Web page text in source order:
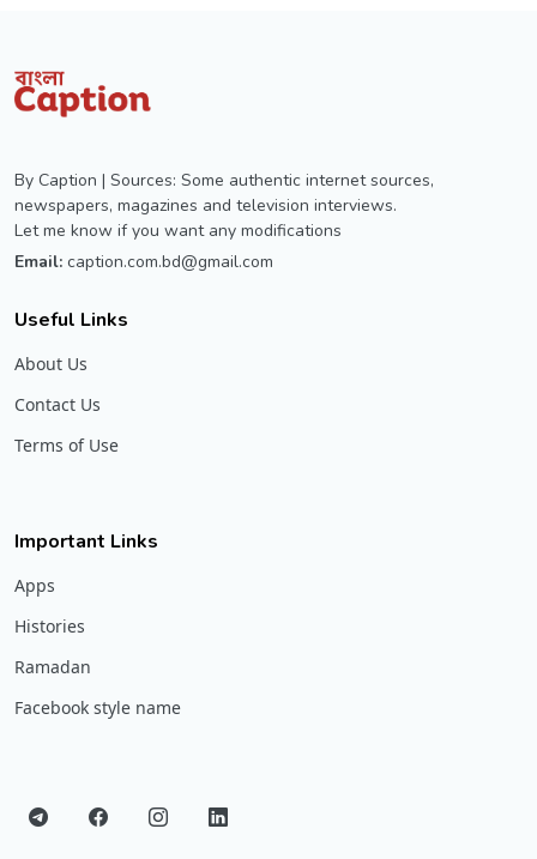
By Caption | Sources: Some authentic internet sources,
newspapers, magazines and television interviews.
Let me know if you want any modifications
Email: caption.com.bd@gmail.com
Useful Links
About Us
Contact Us
Terms of Use
Important Links
Apps
Histories
Ramadan
Facebook style name